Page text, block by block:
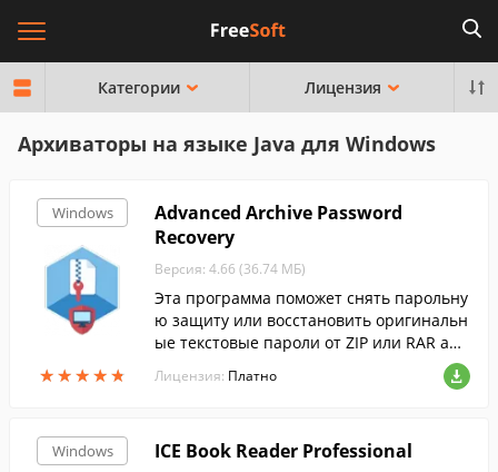
Категории Лицензия
Архиваторы на языке Java для Windows
Windows
★★★★★
★★★★★
Advanced Archive Password
Recovery
Версия: 4.66 (36.74 МБ)
Эта программа поможет снять парольну
ю защиту или восстановить оригинальн
ые текстовые пароли от ZIP или RAR арх
ивов, созданных в программах PKZip, Wi
nZip, RAR или WinRAR.
Лицензия: Платно
Windows ICE Book Reader Professional